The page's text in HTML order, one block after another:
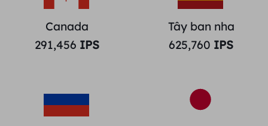
Canada
291,456 IPS
Tây ban nha
625,760 IPS